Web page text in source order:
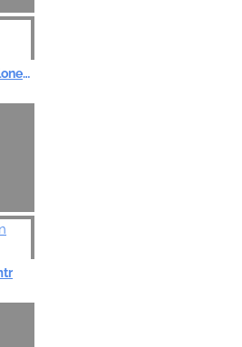
Agility Springset - 4 Pillonen 2 liggers